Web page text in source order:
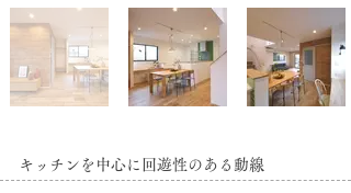
キッチンを中心に回遊性のある動線